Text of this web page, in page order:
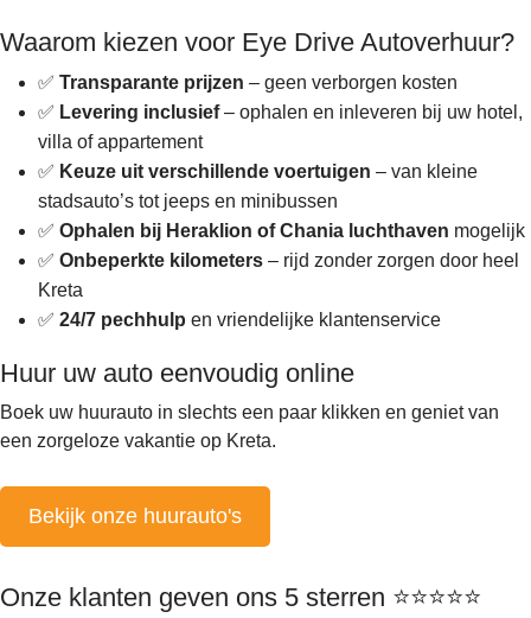
Waarom kiezen voor Eye Drive Autoverhuur?
✅ Transparante prijzen – geen verborgen kosten
✅ Levering inclusief– ophalen en inleveren bij uw hotel,
villa of appartement
✅ Keuze uit verschillende voertuigen – van kleine
stadsauto’s tot jeeps en minibussen
✅ Ophalen bij Heraklion of Chania luchthaven mogelijk
✅ Onbeperkte kilometers – rijd zonder zorgen door heel
Kreta
✅ 24/7 pechhulp en vriendelijke klantenservice
Huur uw auto eenvoudig online
Boek uw huurauto in slechts een paar klikken en geniet van
een zorgeloze vakantie op Kreta.
Bekijk onze huurauto's
Onze klanten geven ons 5 sterren ⭐⭐⭐⭐⭐